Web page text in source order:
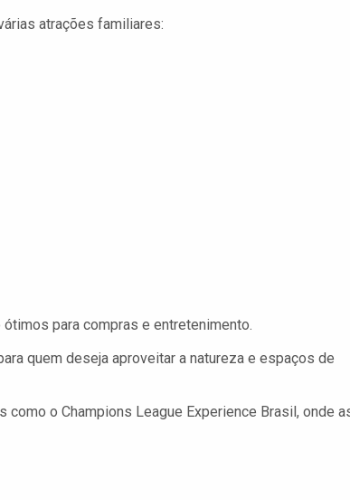
atrações familiares:
para compras e entretenimento.
quem deseja aproveitar a natureza e espaços de
como o Champions League Experience Brasil, onde